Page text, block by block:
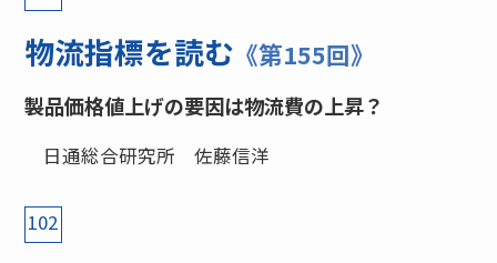
物流指標を読む 《第155回》
製品価格値上げの要因は物流費の上昇？
日通総合研究所 佐藤信洋
102